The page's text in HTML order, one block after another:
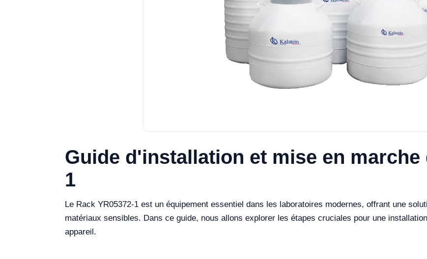
Guide d'installation et mise en marche
1
Le Rack YR05372-1 est un équipement essentiel dans les laboratoires modernes, offrant une
matériaux sensibles. Dans ce guide, nous allons explorer les étapes cruciales pour une
appareil.